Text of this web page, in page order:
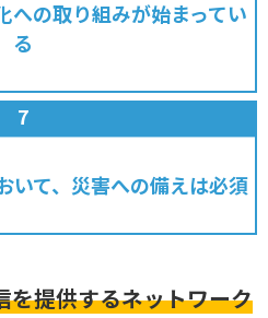
への取り組みが始まってい
る
いて、災害への備えは必須
を提供するネットワーク